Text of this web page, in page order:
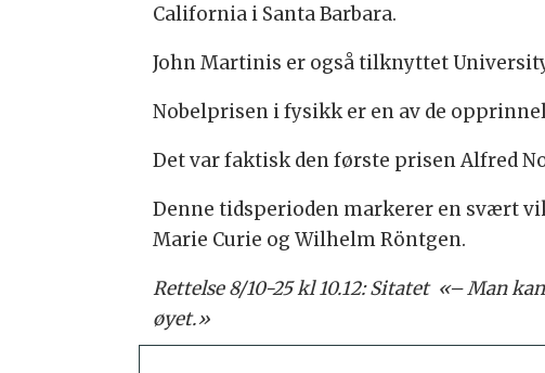
California i Santa Barbara.
John Martinis er også tilknyttet
Nobelprisen i fysikk er en av de
Det var faktisk den første prisen Alfred
Denne tidsperioden markerer en svært
Marie Curie og Wilhelm Röntgen.
Rettelse 8/10-25 kl 10.12: Sitatet «– Man
øyet.»